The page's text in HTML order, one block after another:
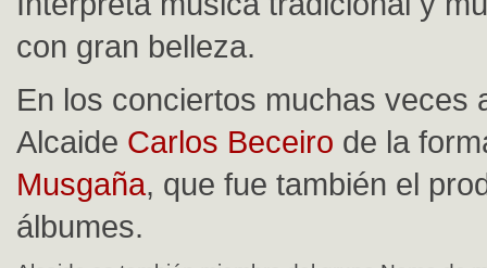
con gran belleza.
En los conciertos muchas veces
Alcaide Carlos Beceiro de la
Musgaña, que fue también el
álbumes.